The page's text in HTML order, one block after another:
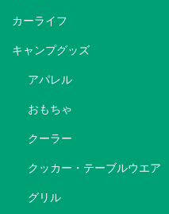
カーライフ
キャンプグッズ
アパレル
おもちゃ
クーラー
クッカー・テーブルウエア
グリル